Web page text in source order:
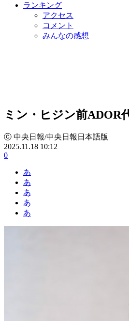
ランキング
アクセス
コメント
みんなの感想
ミン・ヒジン前ADOR
ⓒ 中央日報/中央日報日本語版
2025.11.18 10:12
0
あ
あ
あ
あ
あ